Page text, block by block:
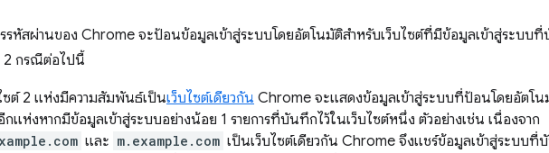
รหัสผ่านของ Chrome จะป้อนข้อมูลเข้าสู่ระบบโดยอัตโนมัติสำหรับเว็บไซต์ที่มีข้อมูลเข้าสู่ระบบ
2 กรณีต่อไปนี้
ซต์ 2 แห่งมีความสัมพันธ์เป็นเว็บไซต์เดียวกัน Chrome จะแสดงข้อมูลเข้าสู่ระบบที่ป้อนโดยอัตโน
กแห่งหากมีข้อมูลเข้าสู่ระบบอย่างน้อย 1 รายการที่บันทึกไว้ในเว็บไซต์หนึ่ง ตัวอย่างเช่น เนื่องจาก
และ m.example.com เป็นเว็บไซต์เดียวกัน Chrome จึงแชร์ข้อมูลเข้าสู่ระบบที่